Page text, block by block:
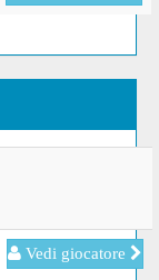
Vedi giocatore